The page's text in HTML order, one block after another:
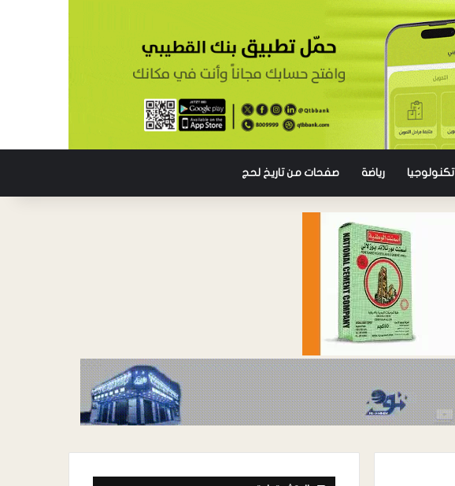
تكنولوجيا رياضة صفحات من تاريخ لحج